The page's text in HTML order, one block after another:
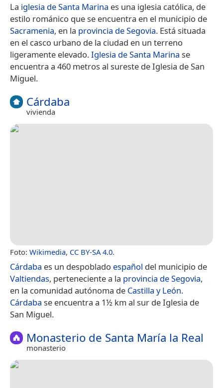
La iglesia de Santa Marina es una iglesia católica, de
estilo románico que se encuentra en el municipio de
Sacramenia, en la provincia de Segovia. Está situada
en el casco urbano de la ciudad en un terreno
ligeramente elevado.Iglesia de Santa Marina se
encuentra a 460 metros al sureste de Iglesia de San
Miguel.
Cárdaba
vivienda
Foto: Wikimedia, CC BY-SA 4.0.
Cárdaba es un despoblado español del municipio de
Valtiendas, perteneciente a la provincia de Segovia,
en la comunidad autónoma de Castilla y León.
Cárdaba se encuentra a 1½ km al sur de Iglesia de
San Miguel.
Monasterio de Santa María la Real
monasterio